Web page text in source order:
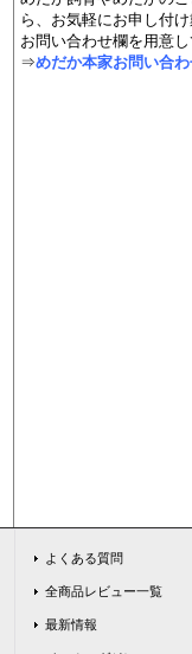
よくある質問